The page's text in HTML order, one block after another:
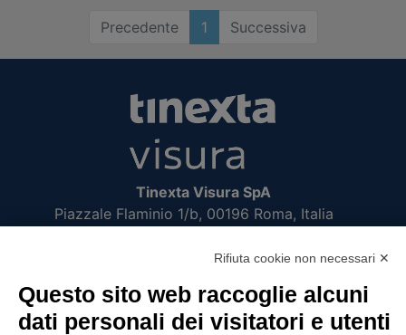
Precedente 1 Successiva
Tinexta Visura SpA
Piazzale Flaminio 1/b, 00196 Roma, Italia
Società soggetta alla direzione e coordinamento
P.IVA 05338771008 REA n. 877679
Rifiuta cookie non necessari ✕
Questo sito web raccoglie alcuni
dati personali dei visitatori e utenti